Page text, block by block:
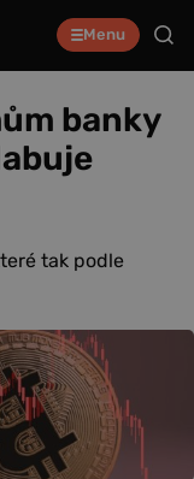
Menu
banky
tak podle